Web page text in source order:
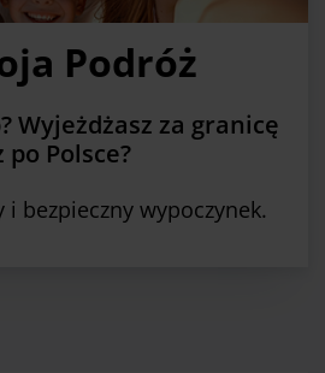
Podróż
Wyjeżdżasz za granicę
Polsce?
bezpieczny wypoczynek.